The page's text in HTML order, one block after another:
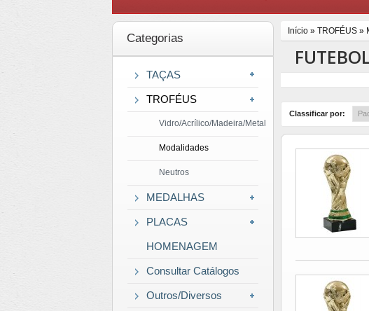
Categorias
TAÇAS
TROFÉUS
Vidro/Acrílico/Madeira/Metal
Modalidades
Neutros
MEDALHAS
PLACAS
HOMENAGEM
Consultar Catálogos
Outros/Diversos
Início » TROFÉUS »
Classificar por: